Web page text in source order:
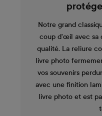
Notre grand
coup d'œil avec sa
qualité. La reliure
livre photo
vos souvenirs
avec une finition
livre photo et est